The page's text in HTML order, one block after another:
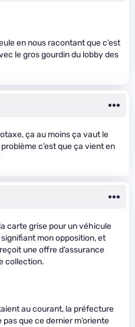
en nous racontant que c’est
le gros gourdin du lobby des
ça au moins ça vaut le
c’est que ça vient en
carte grise pour un véhicule
signifiant mon opposition, et
une offre d’assurance
collection.
au courant, la préfecture
que ce dernier m’oriente